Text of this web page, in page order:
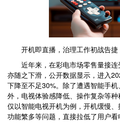
开机即直播，治理工作初战告捷
近年来，在彩电市场零售量接连
亦随之下滑，公开数据显示，进入
下降至不足30%。除了遭遇智能手
外，电视体验感降低、操作复杂等种
仅以智能电视开机为例，开机缓慢
功能繁多等问题，直接拉低了用户看